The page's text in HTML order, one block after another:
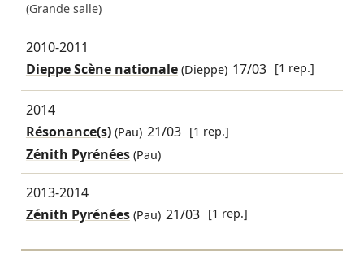
(Grande salle)
2010-2011
Dieppe Scène nationale(Dieppe) 17/03 [1 rep.]
2014
Résonance(s)(Pau) 21/03 [1 rep.]
Zénith Pyrénées (Pau)
2013-2014
Zénith Pyrénées(Pau) 21/03 [1 rep.]